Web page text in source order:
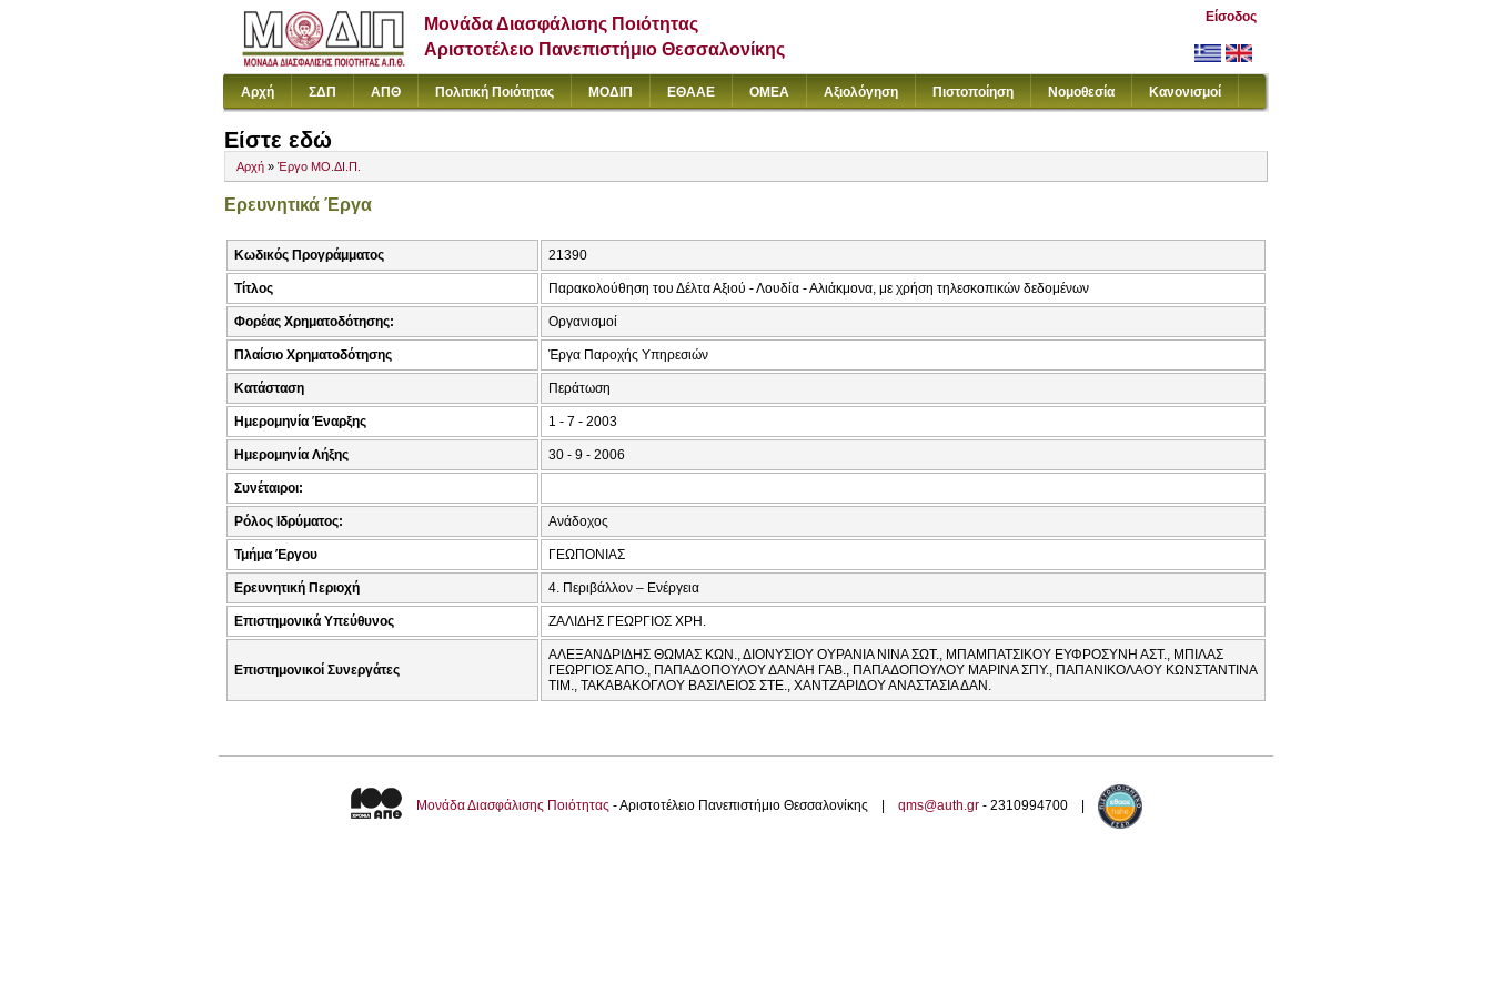
Μονάδα Διασφάλισης Ποιότητας
Αριστοτέλειο Πανεπιστήμιο Θεσσαλονίκης
Είσοδος
Αρχή ΣΔΠ ΑΠΘ Πολιτική Ποιότητας ΜΟΔΙΠ ΕΘΑΑΕ ΟΜΕΑ Αξιολόγηση Πιστοποίηση Νομοθεσία Κανονισμοί
Είστε εδώ
Αρχή » Έργο ΜΟ.ΔΙ.Π.
Ερευνητικά Έργα
Κωδικός Προγράμματος 21390
Τίτλος Παρακολούθηση του Δέλτα Αξιού - Λουδία - Αλιάκμονα, με χρήση τηλεσκοπικών δεδομένων
Φορέας Χρηματοδότησης: Οργανισμοί
Πλαίσιο Χρηματοδότησης Έργα Παροχής Υπηρεσιών
Κατάσταση Περάτωση
Ημερομηνία Έναρξης 1 - 7 - 2003
Ημερομηνία Λήξης 30 - 9 - 2006
Συνέταιροι:
Ρόλος Ιδρύματος: Ανάδοχος
Τμήμα Έργου ΓΕΩΠΟΝΙΑΣ
Ερευνητική Περιοχή 4. Περιβάλλον – Ενέργεια
Επιστημονικά Υπεύθυνος ΖΑΛΙΔΗΣ ΓΕΩΡΓΙΟΣ ΧΡΗ.
Επιστημονικοί Συνεργάτες
ΑΛΕΞΑΝΔΡΙΔΗΣ ΘΩΜΑΣ ΚΩΝ., ΔΙΟΝΥΣΙΟΥ ΟΥΡΑΝΙΑ ΝΙΝΑ ΣΩΤ., ΜΠΑΜΠΑΤΣΙΚΟΥ ΕΥΦΡΟΣΥΝΗ ΑΣΤ., ΜΠΙΛΑΣ
ΓΕΩΡΓΙΟΣ ΑΠΟ., ΠΑΠΑΔΟΠΟΥΛΟΥ ΔΑΝΑΗ ΓΑΒ., ΠΑΠΑΔΟΠΟΥΛΟΥ ΜΑΡΙΝΑ ΣΠΥ., ΠΑΠΑΝΙΚΟΛΑΟΥ ΚΩΝΣΤΑΝΤΙΝΑ
ΤΙΜ., ΤΑΚΑΒΑΚΟΓΛΟΥ ΒΑΣΙΛΕΙΟΣ ΣΤΕ., ΧΑΝΤΖΑΡΙΔΟΥ ΑΝΑΣΤΑΣΙΑ ΔΑΝ.
Μονάδα Διασφάλισης Ποιότητας - Αριστοτέλειο Πανεπιστήμιο Θεσσαλονίκης | qms@auth.gr - 2310994700 |